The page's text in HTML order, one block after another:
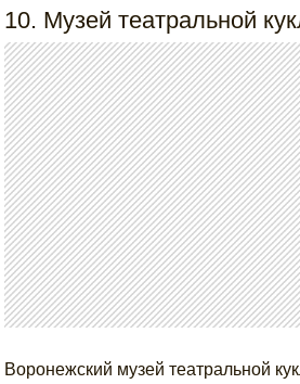
10. Музей театральной
Воронежский музей театральной